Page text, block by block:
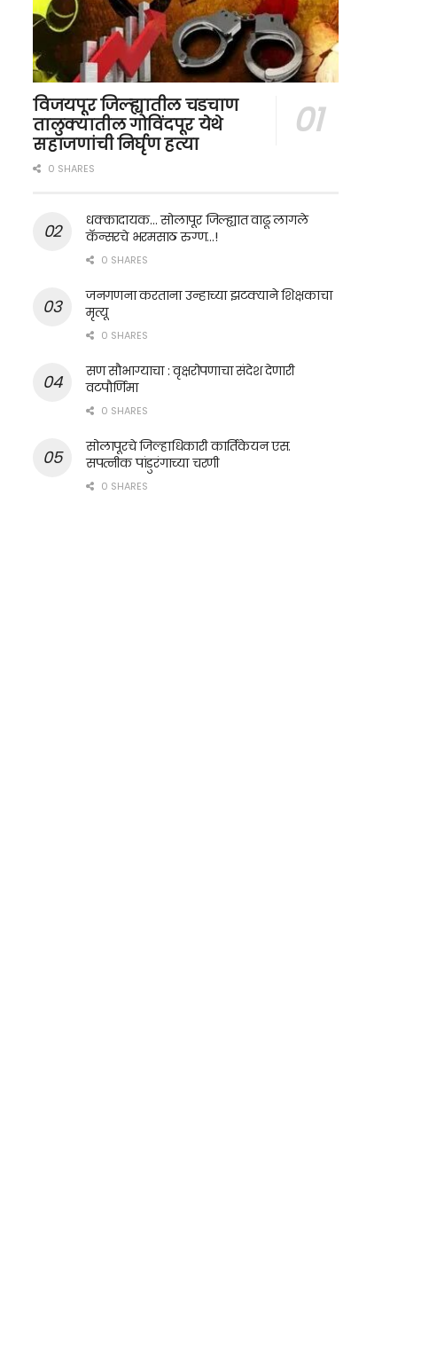
विजयपूर जिल्ह्यातील चडचाण
तालुक्यातील गोविंदपूर येथे
सहाजणांची निर्घृण हत्या
0 SHARES
धक्कादायक… सोलापूर जिल्ह्यात वाढू लागले
कॅन्सरचे भरमसाठ रुग्ण…!
0 SHARES
जनगणना करताना उन्हाच्या झटक्याने शिक्षकाचा
मृत्यू
0 SHARES
सण सौभाग्याचा : वृक्षरोपणाचा संदेश देणारी
वटपौर्णिमा
0 SHARES
सोलापूरचे जिल्हाधिकारी कार्तिकेयन एस.
सपत्नीक पांडुरंगाच्या चरणी
0 SHARES